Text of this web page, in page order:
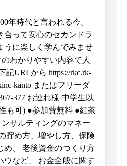
年時代と言われる今。
合って安心のセカンドラ
うに楽しく学んでみませ
わかりやすい内容で人
記URLから https://rkc.rk-
kanto またはフリーダ
377 お連れ様 中学生以
も可) ●参加費無料 ●紅茶
サルティングのマネー
貯め方、増やし方、保険
め、 老後資金のつくり方
ウなど、 お金全般に関す